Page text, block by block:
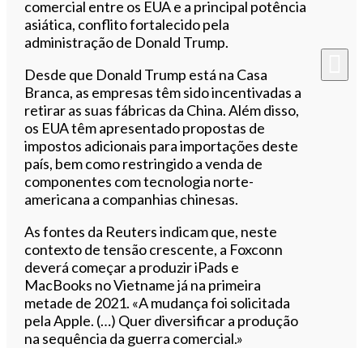
comercial entre os EUA e a principal potência
asiática, conflito fortalecido pela
administração de Donald Trump.
Desde que Donald Trump está na Casa
Branca, as empresas têm sido incentivadas a
retirar as suas fábricas da China. Além disso,
os EUA têm apresentado propostas de
impostos adicionais para importações deste
país, bem como restringido a venda de
componentes com tecnologia norte-
americana a companhias chinesas.
As fontes da Reuters indicam que, neste
contexto de tensão crescente, a Foxconn
deverá começar a produzir iPads e
MacBooks no Vietname já na primeira
metade de 2021. «A mudança foi solicitada
pela Apple. (…) Quer diversificar a produção
na sequência da guerra comercial.»